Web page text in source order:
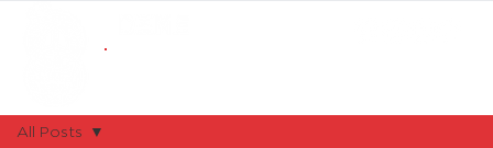
All Posts